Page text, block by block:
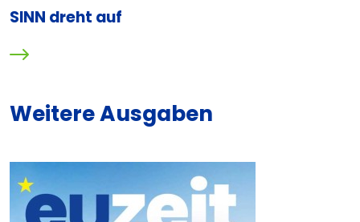
SINN dreht auf
Weitere Ausgaben